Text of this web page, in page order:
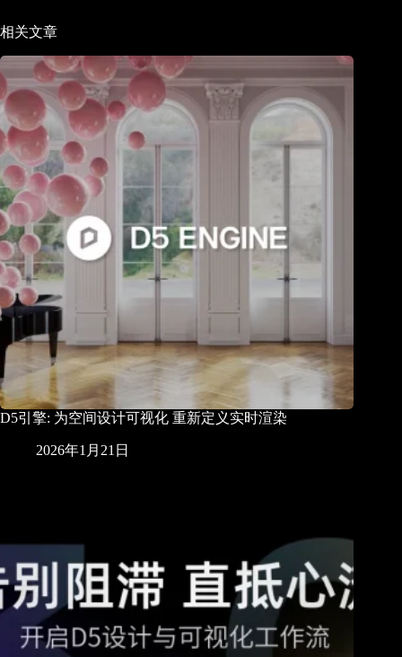
相关文章
D5引擎: 为空间设计可视化 重新定义实时渲染
2026年1月21日